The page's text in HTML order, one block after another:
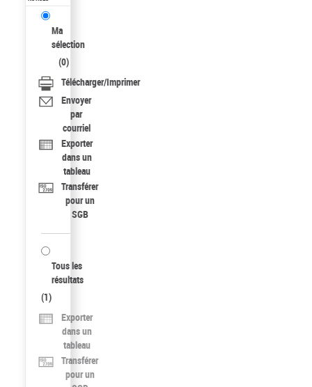
Ma
sélection
(0)
Télécharger/Imprimer
Envoyer
par
courriel
Exporter
dans un
tableau
Transférer
pour un
SGB
Tous les
résultats
(1)
Exporter
dans un
tableau
Transférer
pour un